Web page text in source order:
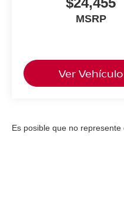
MSRP
Ver Vehículo
Es posible que no